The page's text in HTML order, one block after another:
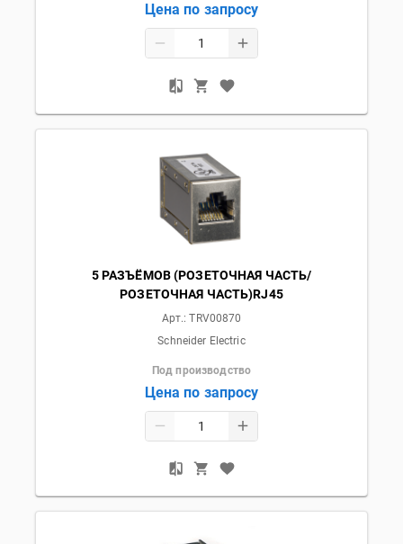
Цена по запросу
5 РАЗЪЁМОВ (РОЗЕТОЧНАЯ ЧАСТЬ/
РОЗЕТОЧНАЯ ЧАСТЬ)RJ45
Арт.:TRV00870
Schneider Electric
Под производство
Цена по запросу